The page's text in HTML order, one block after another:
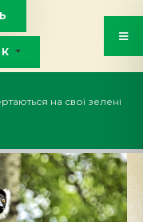
на свої зелені